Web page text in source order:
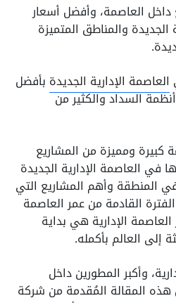
العاصمة، وأفضل أسعار
والمناطق المتميزة
العاصمة الإدارية الجديدة بأفضل
السداد والكثير من
ومميزة من المشاريع
في العاصمة الإدارية الجديدة
المنطقة وأهم المشاريع التي
القادمة من عمر العاصمة
العاصمة الإدارية هي بداية
إلى العالم بأكمله.
وأكبر المطورين داخل
هذه المقالة المُقدمة من شركة